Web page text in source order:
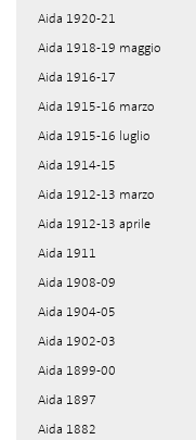
Aida 1920-21
Aida 1918-19 maggio
Aida 1916-17
Aida 1915-16 marzo
Aida 1915-16 luglio
Aida 1914-15
Aida 1912-13 marzo
Aida 1912-13 aprile
Aida 1911
Aida 1908-09
Aida 1904-05
Aida 1902-03
Aida 1899-00
Aida 1897
Aida 1882